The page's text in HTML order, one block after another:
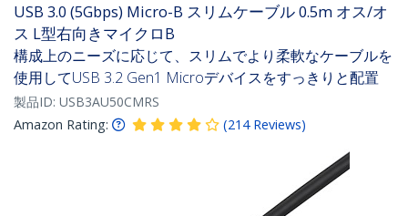
USB 3.0 (5Gbps) Micro-B スリムケーブル 0.5m オス/オ
ス L型右向きマイクロB
構成上のニーズに応じて、スリムでより柔軟なケーブルを
使用してUSB 3.2 Gen1 Microデバイスをすっきりと配置
製品ID: USB3AU50CMRS
Amazon Rating:
(214 Reviews)